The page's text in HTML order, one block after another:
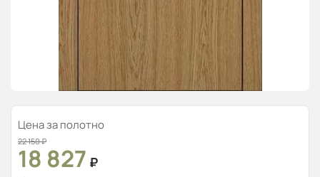
Цена за полотно
22 150₽
18 827 ₽